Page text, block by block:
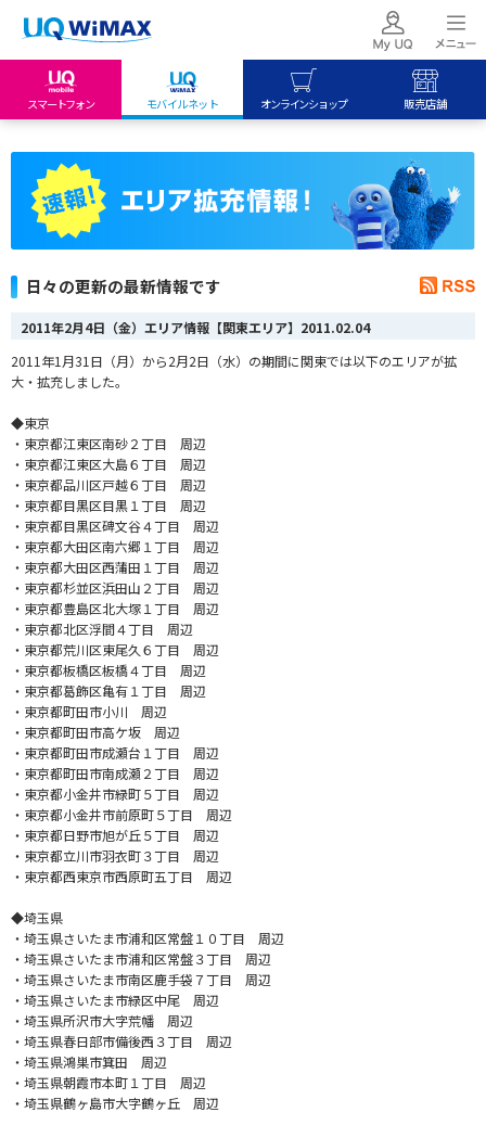
スマートフォン モバイルネット オンラインショップ 販売店舗
My UQ mobile
UQ mobile
UQ WiMAX
UQ WiMAX
日々の更新の最新情報です
2011年2月4日（金）エリア情報【関東エリア】 2011.02.04
2011年1月31日（月）から2月2日（水）の期間に関東では以下のエリアが拡
大・拡充しました。
◆東京
・東京都江東区南砂２丁目 周辺
・東京都江東区大島６丁目 周辺
・東京都品川区戸越６丁目 周辺
・東京都目黒区目黒１丁目 周辺
・東京都目黒区碑文谷４丁目 周辺
・東京都大田区南六郷１丁目 周辺
・東京都大田区西蒲田１丁目 周辺
・東京都杉並区浜田山２丁目 周辺
・東京都豊島区北大塚１丁目 周辺
・東京都北区浮間４丁目 周辺
・東京都荒川区東尾久６丁目 周辺
・東京都板橋区板橋４丁目 周辺
・東京都葛飾区亀有１丁目 周辺
・東京都町田市小川 周辺
・東京都町田市高ケ坂 周辺
・東京都町田市成瀬台１丁目 周辺
・東京都町田市南成瀬２丁目 周辺
・東京都小金井市緑町５丁目 周辺
・東京都小金井市前原町５丁目 周辺
・東京都日野市旭が丘５丁目 周辺
・東京都立川市羽衣町３丁目 周辺
・東京都西東京市西原町五丁目 周辺
◆埼玉県
・埼玉県さいたま市浦和区常盤１０丁目 周辺
・埼玉県さいたま市浦和区常盤３丁目 周辺
・埼玉県さいたま市南区鹿手袋７丁目 周辺
・埼玉県さいたま市緑区中尾 周辺
・埼玉県所沢市大字荒幡 周辺
・埼玉県春日部市備後西３丁目 周辺
・埼玉県鴻巣市箕田 周辺
・埼玉県朝霞市本町１丁目 周辺
・埼玉県鶴ヶ島市大字鶴ヶ丘 周辺